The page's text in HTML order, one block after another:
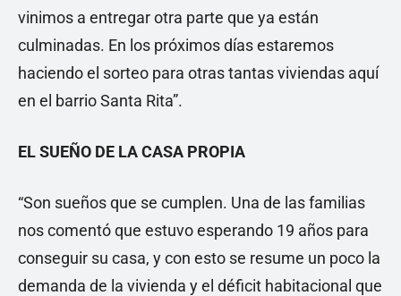
vinimos a entregar otra parte que ya están
culminadas. En los próximos días estaremos
haciendo el sorteo para otras tantas viviendas aquí
en el barrio Santa Rita”.
EL SUEÑO DE LA CASA PROPIA
“Son sueños que se cumplen. Una de las familias
nos comentó que estuvo esperando 19 años para
conseguir su casa, y con esto se resume un poco la
demanda de la vivienda y el déficit habitacional que